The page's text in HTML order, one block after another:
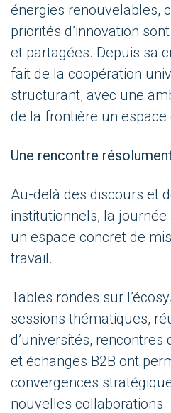
énergies renouvelables,
priorités d’innovation
et partagées. Depuis sa
fait de la coopération
structurant, avec une
de la frontière un espace
Une rencontre
Au-delà des discours et
institutionnels, la
un espace concret de
travail.
Tables rondes sur
sessions thématiques,
d’universités, rencontres
et échanges B2B ont
convergences
nouvelles collaborations.